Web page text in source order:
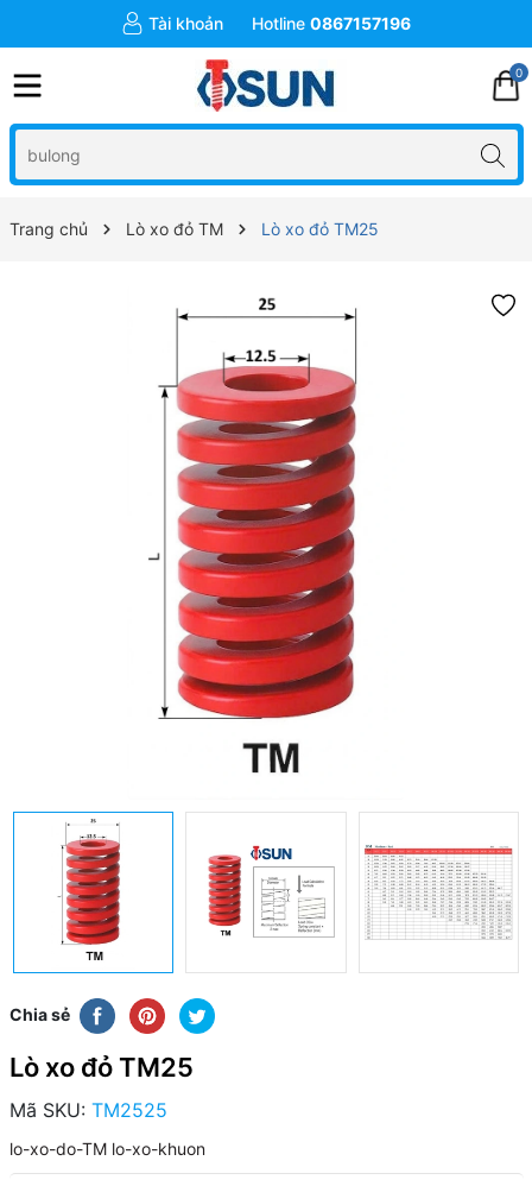
Tài khoản Hotline 0867157196
0
Trang chủ Lò xo đỏ TM Lò xo đỏ TM25
Chia sẻ
Lò xo đỏ TM25
Mã SKU: TM2525
lo-xo-do-TM lo-xo-khuon